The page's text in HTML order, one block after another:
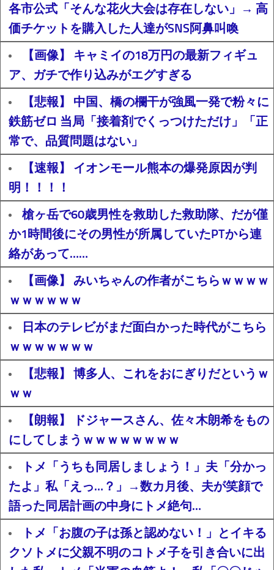
各市公式「そんな花火大会は存在しない」→ 高
価チケットを購入した人達がSNS阿鼻叫喚
【画像】 キャミイの18万円の最新フィギュ
ア、ガチで作り込みがエグすぎる
【悲報】 中国、橋の欄干が強風一発で粉々に
鉄筋ゼロ 当局「接着剤でくっつけただけ」「正
常で、品質問題はない」
【速報】 イオンモール熊本の爆発原因が判
明！！！！
槍ヶ岳で60歳男性を救助した救助隊、だが僅
か1時間後にその男性が所属していたPTから連
絡があって……
【画像】 みいちゃんの作者がこちらｗｗｗｗ
ｗｗｗｗｗｗ
日本のテレビがまだ面白かった時代がこちら
ｗｗｗｗｗｗｗ
【悲報】 博多人、これをおにぎりだというｗ
ｗｗ
【朗報】 ドジャースさん、佐々木朗希をもの
にしてしまうｗｗｗｗｗｗｗｗ
トメ「うちも同居しましょう！」夫「分かっ
たよ」私「えっ…？」→数カ月後、夫が笑顔で
語った同居計画の中身にトメ絶句…
トメ「お腹の子は孫と認めない！」とイキる
クソトメに父親不明のコトメ子を引き合いに出